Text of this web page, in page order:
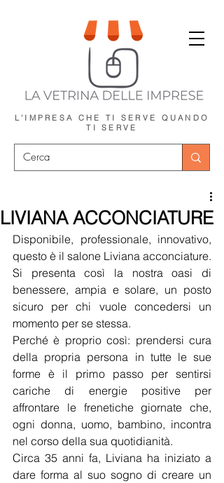
L'IMPRESA CHE TI SERVE QUANDO
TI SERVE
LIVIANA ACCONCIATURE
Disponibile, professionale, innovativo,
questo è il salone Liviana acconciature.
Si presenta così la nostra oasi di
benessere, ampia e solare, un posto
sicuro per chi vuole concedersi un
momento per se stessa.
Perché è proprio così: prendersi cura
della propria persona in tutte le sue
forme è il primo passo per sentirsi
cariche di energie positive per
affrontare le frenetiche giornate che,
ogni donna, uomo, bambino, incontra
nel corso della sua quotidianità.
Circa 35 anni fa, Liviana ha iniziato a
dare forma al suo sogno di creare un